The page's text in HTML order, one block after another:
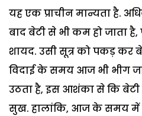
यह एक प्राचीन मान्यता है.
बाद बेटी से भी कम हो जाता है,
शायद. उसी सूत्र को पकड़ कर
विदाई के समय आज भी भीग
उठता है, इस आशंका से कि
सुख. हालांकि, आज के समय में